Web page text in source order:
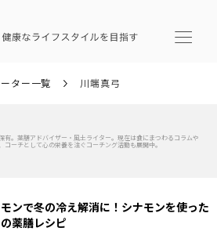
ター一覧 川端真弓
有。薬膳アドバイザー・風土ライター。現在は食にまつわるコラムや
コーチとして心の栄養を注ぐコーチング活動も展開中。
ンで冬の冷え解消に！シナモンを使った
薬膳レシピ